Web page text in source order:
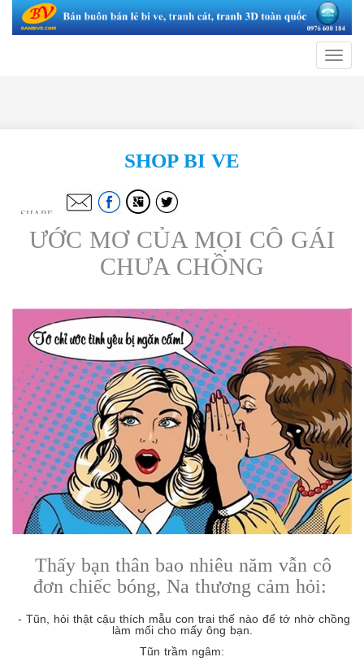
Toggle
SHOP BI VE
SHARE
ƯỚC MƠ CỦA MỌI CÔ GÁI
CHƯA CHỒNG
Thấy bạn thân bao nhiêu năm vẫn cô
đơn chiếc bóng, Na thương cảm hỏi:
- Tũn, hỏi thật cậu thích mẫu con trai thế nào để tớ nhờ chồng
làm mối cho mấy ông bạn.
Tũn trầm ngâm: